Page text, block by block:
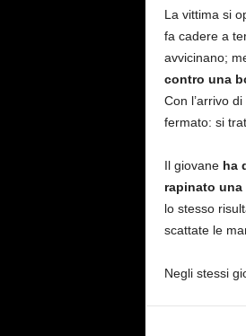
La vittima si
fa cadere a
avvicinano;
contro una
Con l’arrivo
fermato: si
Il giovane ha
rapinato una
lo stesso
scattate le
Negli stessi